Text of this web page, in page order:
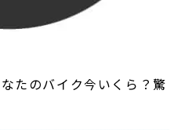
たのバイク今いくら？驚